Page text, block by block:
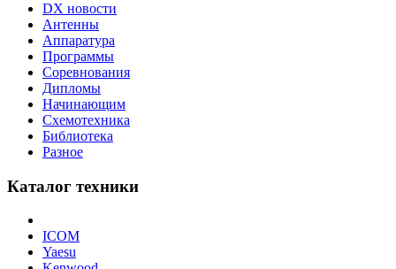
DX новости
Антенны
Аппаратура
Программы
Соревнования
Дипломы
Начинающим
Схемотехника
Библиотека
Разное
Каталог техники
ICOM
Yaesu